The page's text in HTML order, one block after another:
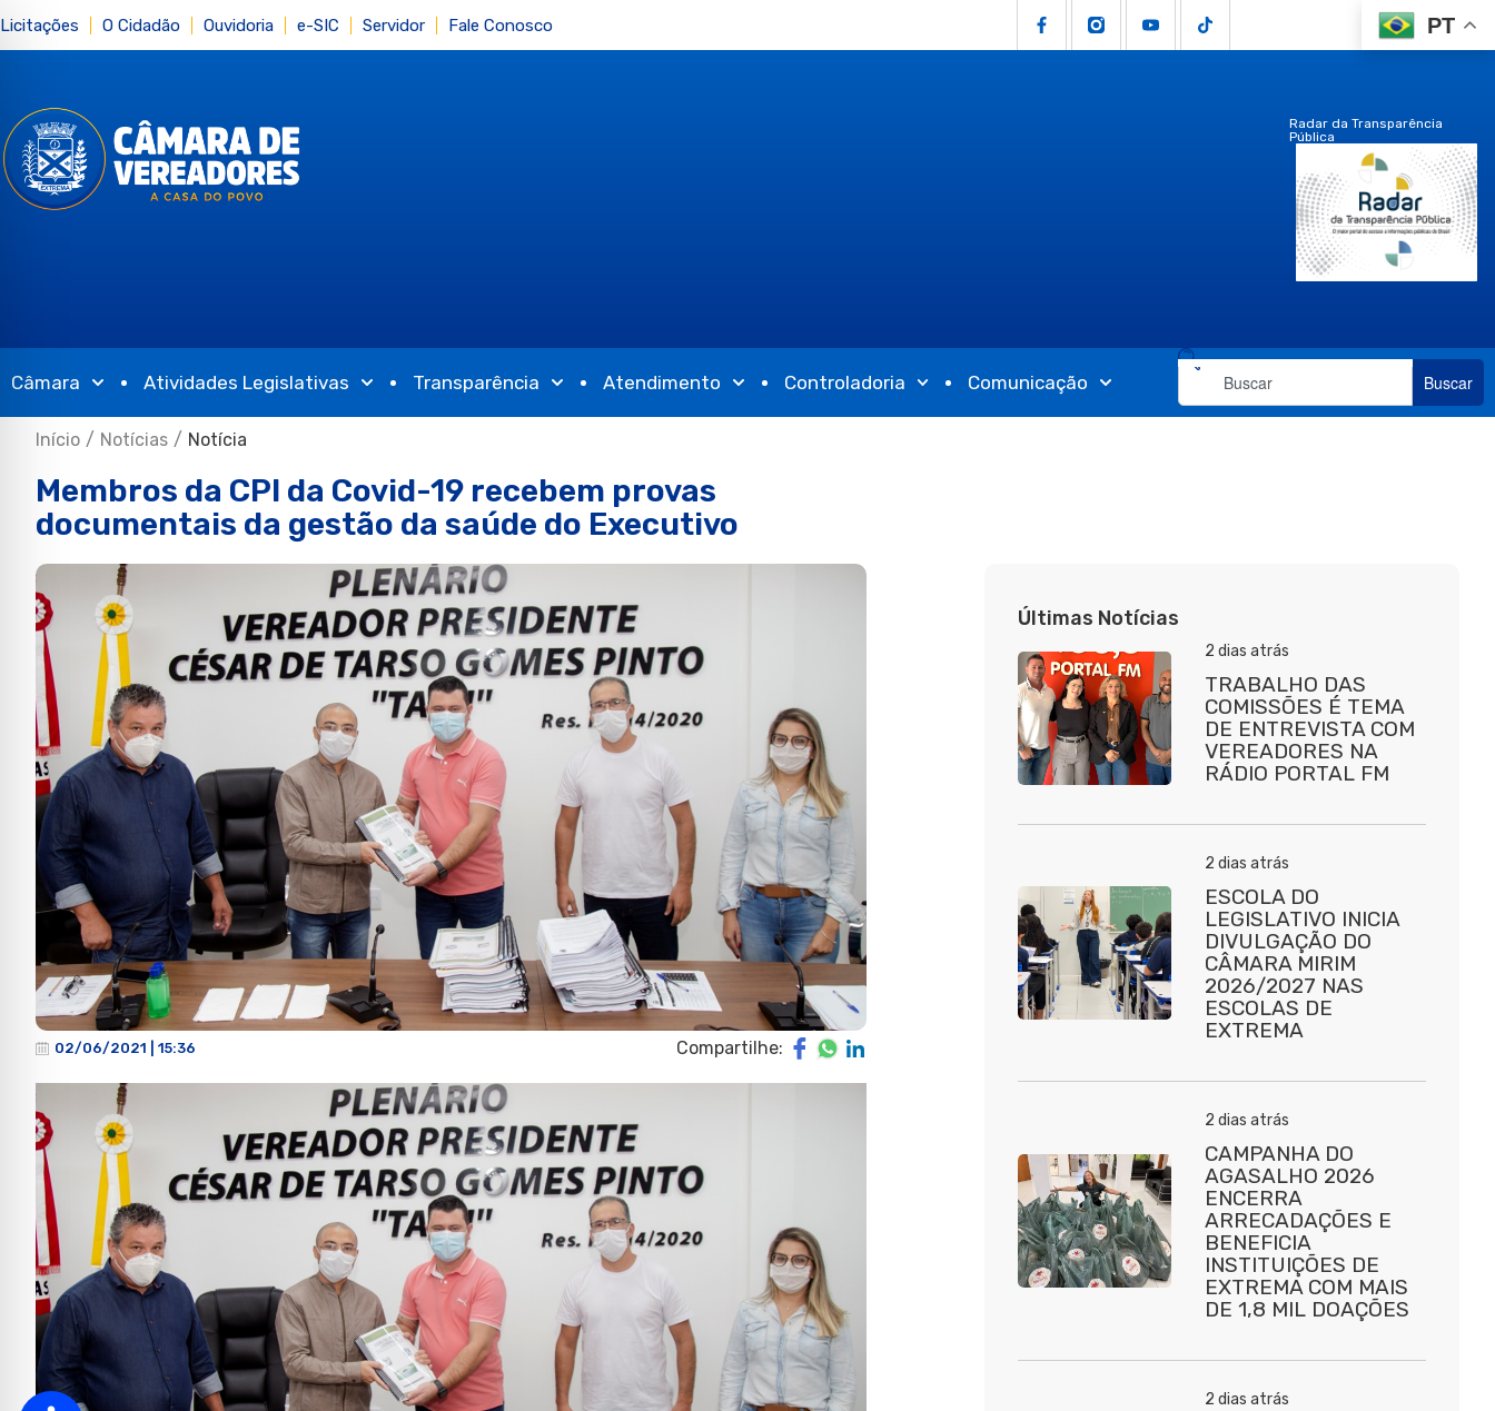
Licitações O Cidadão Ouvidoria e-SIC Servidor Fale Conosco PT
Radar da Transparência
Pública
Câmara Atividades Legislativas Transparência Atendimento Controladoria Comunicação Buscar
Início / Notícias / Notícia
Membros da CPI da Covid-19 recebem provas
documentais da gestão da saúde do Executivo
02/06/2021 | 15:36 Compartilhe:
Últimas Notícias
2 dias atrás
TRABALHO DAS
COMISSÕES É TEMA
DE ENTREVISTA COM
VEREADORES NA
RÁDIO PORTAL FM
2 dias atrás
ESCOLA DO
LEGISLATIVO INICIA
DIVULGAÇÃO DO
CÂMARA MIRIM
2026/2027 NAS
ESCOLAS DE
EXTREMA
2 dias atrás
CAMPANHA DO
AGASALHO 2026
ENCERRA
ARRECADAÇÕES E
BENEFICIA
INSTITUIÇÕES DE
EXTREMA COM MAIS
DE 1,8 MIL DOAÇÕES
2 dias atrás